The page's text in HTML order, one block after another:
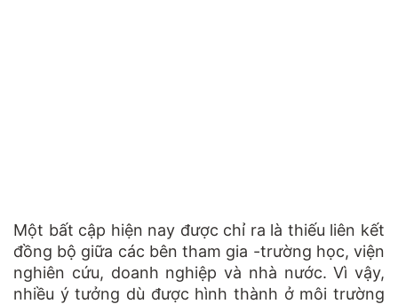
Một bất cập hiện nay được chỉ ra là thiếu liên kết
đồng bộ giữa các bên tham gia -trường học, viện
nghiên cứu, doanh nghiệp và nhà nước. Vì vậy,
nhiều ý tưởng dù được hình thành ở môi trường